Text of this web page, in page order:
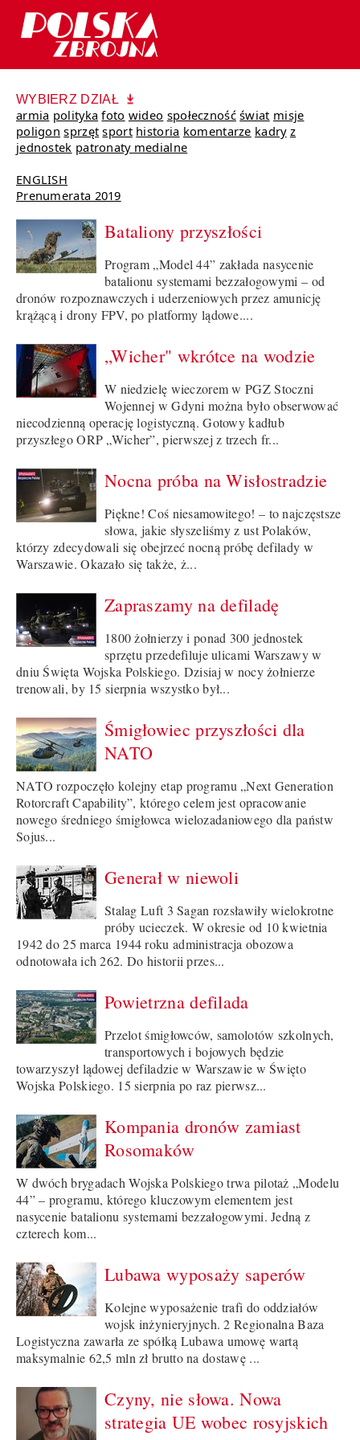
WYBIERZ DZIAŁ
armia polityka foto wideo społeczność świat misje
poligon sprzęt sport historia komentarze kadry z
jednostek patronaty medialne
ENGLISH
Prenumerata 2019
Bataliony przyszłości
Program „Model 44” zakłada nasycenie
batalionu systemami bezzałogowymi – od
dronów rozpoznawczych i uderzeniowych przez amunicję
krążącą i drony FPV, po platformy lądowe....
„Wicher" wkrótce na wodzie
W niedzielę wieczorem w PGZ Stoczni
Wojennej w Gdyni można było obserwować
niecodzienną operację logistyczną. Gotowy kadłub
przyszłego ORP „Wicher”, pierwszej z trzech fr...
Nocna próba na Wisłostradzie
Piękne! Coś niesamowitego! – to najczęstsze
słowa, jakie słyszeliśmy z ust Polaków,
którzy zdecydowali się obejrzeć nocną próbę defilady w
Warszawie. Okazało się także, ż...
Zapraszamy na defiladę
1800 żołnierzy i ponad 300 jednostek
sprzętu przedefiluje ulicami Warszawy w
dniu Święta Wojska Polskiego. Dzisiaj w nocy żołnierze
trenowali, by 15 sierpnia wszystko był...
Śmigłowiec przyszłości dla
NATO
NATO rozpoczęło kolejny etap programu „Next Generation
Rotorcraft Capability”, którego celem jest opracowanie
nowego średniego śmigłowca wielozadaniowego dla państw
Sojus...
Generał w niewoli
Stalag Luft 3 Sagan rozsławiły wielokrotne
próby ucieczek. W okresie od 10 kwietnia
1942 do 25 marca 1944 roku administracja obozowa
odnotowała ich 262. Do historii przes...
Powietrzna defilada
Przelot śmigłowców, samolotów szkolnych,
transportowych i bojowych będzie
towarzyszył lądowej defiladzie w Warszawie w Święto
Wojska Polskiego. 15 sierpnia po raz pierwsz...
Kompania dronów zamiast
Rosomaków
W dwóch brygadach Wojska Polskiego trwa pilotaż „Modelu
44” – programu, którego kluczowym elementem jest
nasycenie batalionu systemami bezzałogowymi. Jedną z
czterech kom...
Lubawa wyposaży saperów
Kolejne wyposażenie trafi do oddziałów
wojsk inżynieryjnych. 2 Regionalna Baza
Logistyczna zawarła ze spółką Lubawa umowę wartą
maksymalnie 62,5 mln zł brutto na dostawę ...
Czyny, nie słowa. Nowa
strategia UE wobec rosyjskich